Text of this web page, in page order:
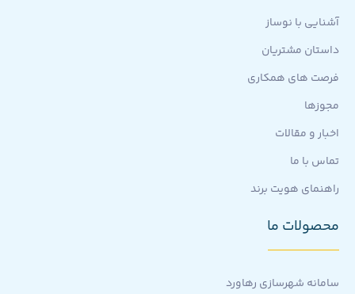
آشنایی با نوساز
داستان مشتریان
فرصت های همکاری
مجوزها
اخبار و مقالات
تماس با ما
راهنمای هویت برند
محصولات ما
سامانه شهرسازی رهاورد